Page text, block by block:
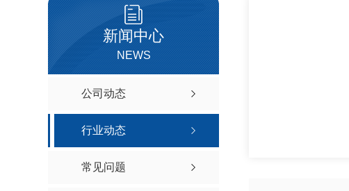
新闻中心
NEWS
公司动态
行业动态
常见问题